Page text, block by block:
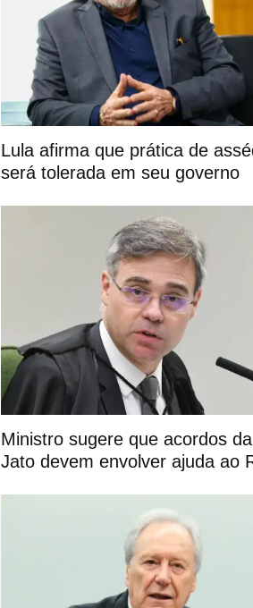
Lula afirma que prática de
será tolerada em seu governo
Ministro sugere que acordos
Jato devem envolver ajuda ao